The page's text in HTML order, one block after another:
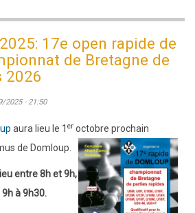
17e open rapide de
de Bretagne de
2026
2025 - 21:50
aura lieu le 1 er octobre prochain
de Domloup.
entre 8h et 9h,
à 9h30.